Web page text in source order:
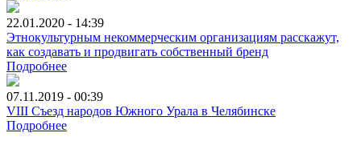
22.01.2020 - 14:39
Этнокультурным некоммерческим организациям расскажут,
как создавать и продвигать собственный бренд
Подробнее
07.11.2019 - 00:39
VIII Съезд народов Южного Урала в Челябинске
Подробнее